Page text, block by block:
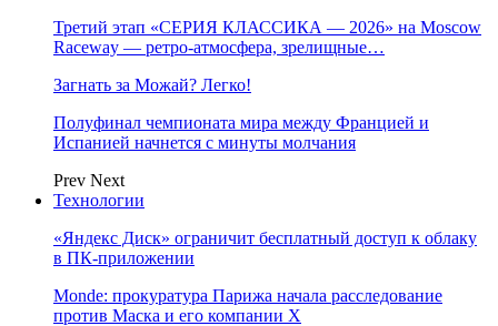
Третий этап «СЕРИЯ КЛАССИКА — 2026» на Moscow
Raceway — ретро‑атмосфера, зрелищные…
Загнать за Можай? Легко!
Полуфинал чемпионата мира между Францией и
Испанией начнется с минуты молчания
Prev Next
Технологии
«Яндекс Диск» ограничит бесплатный доступ к облаку
в ПК-приложении
Monde: прокуратура Парижа начала расследование
против Маска и его компании X